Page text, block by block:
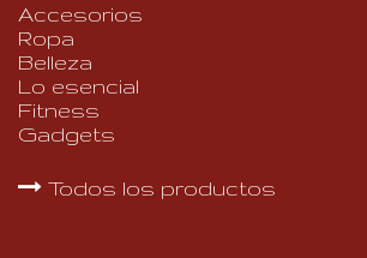
Accesorios
Ropa
Belleza
Lo esencial
Fitness
Gadgets
Todos los productos